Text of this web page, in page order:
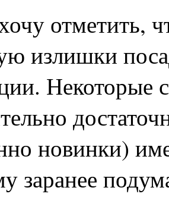
отметить,
излишки
Некоторые
новинки)
заранее